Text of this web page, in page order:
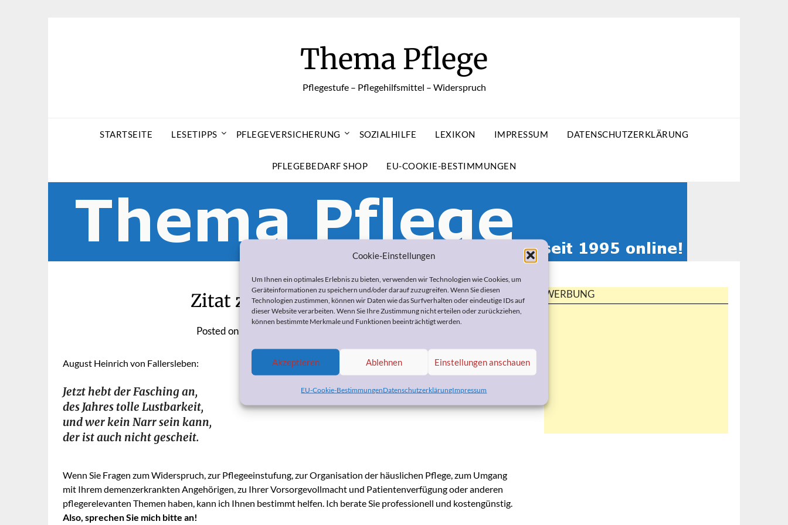
Cookie-Einstellungen
Um Ihnen ein optimales Erlebnis zu bieten, verwenden wir Technologien wie Cookies, um
Geräteinformationen zu speichern und/oder darauf zuzugreifen. Wenn Sie diesen
Technologien zustimmen, können wir Daten wie das Surfverhalten oder eindeutige IDs auf
dieser Website verarbeiten. Wenn Sie Ihre Zustimmung nicht erteilen oder zurückziehen,
können bestimmte Merkmale und Funktionen beeinträchtigt werden.
Akzeptieren Ablehnen Einstellungen anschauen
EU-Cookie-BestimmungenDatenschutzerklärungImpressum
Thema Pflege
Pflegestufe – Pflegehilfsmittel – Widerspruch
STARTSEITE LESETIPPS PFLEGEVERSICHERUNG SOZIALHILFE LEXIKON IMPRESSUM DATENSCHUTZERKLÄRUNG
PFLEGEBEDARF SHOP EU-COOKIE-BESTIMMUNGEN
Zitat zum Karneval von
Posted on
August Heinrich von Fallersleben:
Jetzt hebt der Fasching an,
des Jahres tolle Lustbarkeit,
und wer kein Narr sein kann,
der ist auch nicht gescheit.
Wenn Sie Fragen zum Widerspruch, zur Pflegeeinstufung, zur Organisation der häuslichen Pflege, zum Umgang
mit Ihrem demenzerkrankten Angehörigen, zu Ihrer Vorsorgevollmacht und Patientenverfügung oder anderen
pflegerelevanten Themen haben, kann ich Ihnen bestimmt helfen. Ich berate Sie professionell und kostengünstig.
Also, sprechen Sie mich bitte an!
WERBUNG